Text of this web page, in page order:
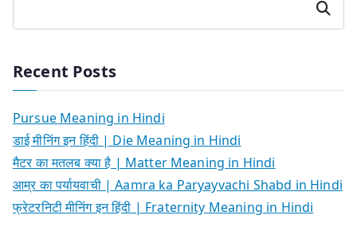
Search
Recent Posts
Pursue Meaning in Hindi
डाई मीनिंग इन हिंदी | Die Meaning in Hindi
मैटर का मतलब क्या है | Matter Meaning in Hindi
आम्र का पर्यायवाची | Aamra ka Paryayvachi Shabd in Hindi
फ्रेटरनिटी मीनिंग इन हिंदी | Fraternity Meaning in Hindi